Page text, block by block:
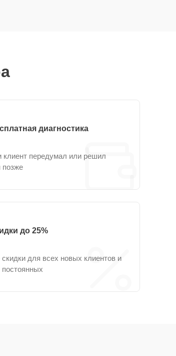
диагностика
клиент передумал или решил
позже
до 25%
для всех новых клиентов и